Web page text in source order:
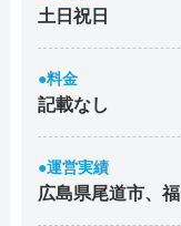
土日祝日
●料金
記載なし
●運営実績
広島県尾道市、